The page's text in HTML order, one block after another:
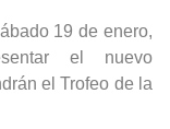
19 de enero,
el nuevo
el Trofeo de la